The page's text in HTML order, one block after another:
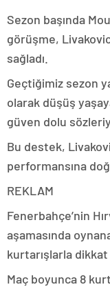
Sezon başında
görüşme,
sağladı.
Geçtiğimiz sezon
olarak düşüş
güven dolu
Bu destek,
performansına
REKLAM
Fenerbahçe’nin
aşamasında
kurtarışlarla dikkat
Maç boyunca 8